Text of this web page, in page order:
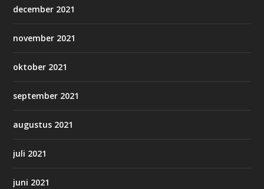
december 2021
november 2021
oktober 2021
september 2021
augustus 2021
juli 2021
juni 2021